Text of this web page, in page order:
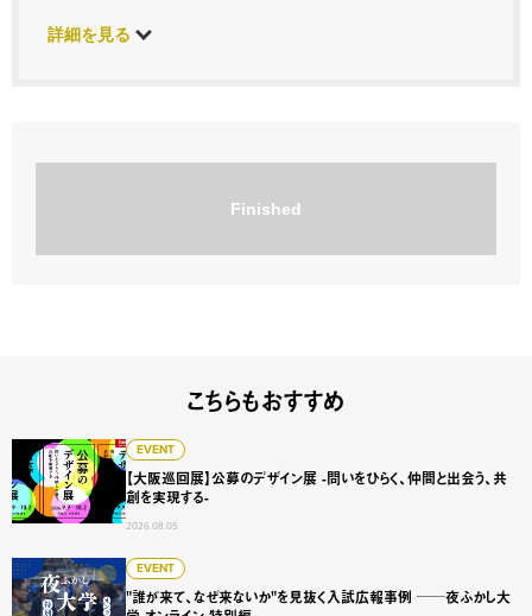
詳細を見る
Finished
こちらもおすすめ
EVENT
【大阪巡回展】公募のデザイン展 -問いをひらく、仲間と出会う、共
創を実現する-
2026.08.05
【大阪巡回展】公募のデザイン展 -問いをひらく、仲間と出
EVENT
"誰が来て、なぜ来ないか"を見抜く入試広報事例 ──夜ふかし大
"誰が来て、なぜ来ないか"を見抜く入試広報事例 ──夜ふか